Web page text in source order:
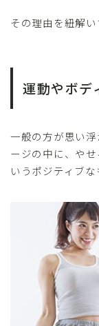
その理由を紐解い
運動やボデ
一般の方が思い
ージの中に、や
いうポジティブな